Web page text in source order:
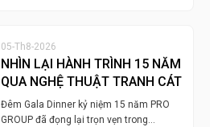
05-Th8-2026
NHÌN LẠI HÀNH TRÌNH 15 NĂM
QUA NGHỆ THUẬT TRANH CÁT
Đêm Gala Dinner kỷ niệm 15 năm PRO
GROUP đã đọng lại trọn vẹn trong…